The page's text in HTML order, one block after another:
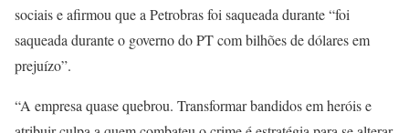
sociais e afirmou que a Petrobras foi saqueada durante “foi
saqueada durante o governo do PT com bilhões de dólares em
prejuízo”.
“A empresa quase quebrou. Transformar bandidos em heróis e